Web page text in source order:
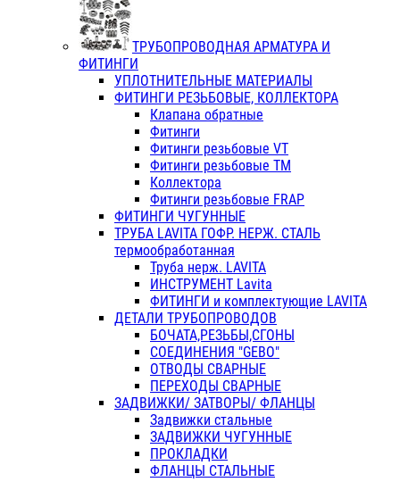
ТРУБОПРОВОДНАЯ АРМАТУРА И
ФИТИНГИ
УПЛОТНИТЕЛЬНЫЕ МАТЕРИАЛЫ
ФИТИНГИ РЕЗЬБОВЫЕ, КОЛЛЕКТОРА
Клапана обратные
Фитинги
Фитинги резьбовые VT
Фитинги резьбовые ТМ
Коллектора
Фитинги резьбовые FRAP
ФИТИНГИ ЧУГУННЫЕ
ТРУБА LAVITA ГОФР. НЕРЖ. СТАЛЬ
термообработанная
Труба нерж. LAVITA
ИНСТРУМЕНТ Lavita
ФИТИНГИ и комплектующие LAVITA
ДЕТАЛИ ТРУБОПРОВОДОВ
БОЧАТА,РЕЗЬБЫ,СГОНЫ
СОЕДИНЕНИЯ "GEBO"
ОТВОДЫ СВАРНЫЕ
ПЕРЕХОДЫ СВАРНЫЕ
ЗАДВИЖКИ/ ЗАТВОРЫ/ ФЛАНЦЫ
Задвижки стальные
ЗАДВИЖКИ ЧУГУННЫЕ
ПРОКЛАДКИ
ФЛАНЦЫ СТАЛЬНЫЕ